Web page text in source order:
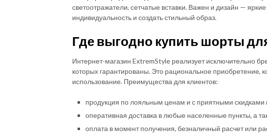
светоотражатели, сетчатые вставки. Важен и дизайн —
индивидуальность и создать стильный образ.
Где выгодно купить шорты
Интернет-магазин ExtremStyle реализует исключительно
которых гарантированы. Это рациональное приобретение,
использование. Преимущества для клиентов:
продукция по лояльным ценам и с приятными
оперативная доставка в любые населенные пункты, а
оплата в момент получения, безналичный расчет или